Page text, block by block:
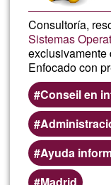
Consultoría,
Sistemas
exclusivamente
Enfocado con
Conseil en
Ayuda